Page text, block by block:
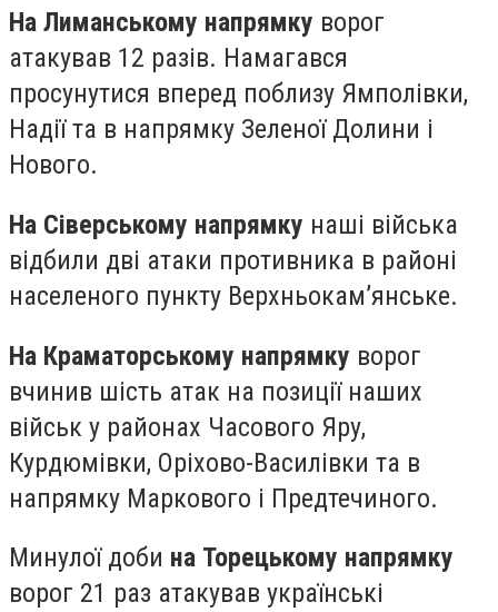
На Лиманському напрямку ворог
атакував 12 разів. Намагався
просунутися вперед поблизу Ямполівки,
Надії та в напрямку Зеленої Долини і
Нового.
На Сіверському напрямку наші війська
відбили дві атаки противника в районі
населеного пункту Верхньокам’янське.
На Краматорському напрямку ворог
вчинив шість атак на позиції наших
військ у районах Часового Яру,
Курдюмівки, Оріхово-Василівки та в
напрямку Маркового і Предтечиного.
Минулої доби на Торецькому напрямку
ворог 21 раз атакував українські